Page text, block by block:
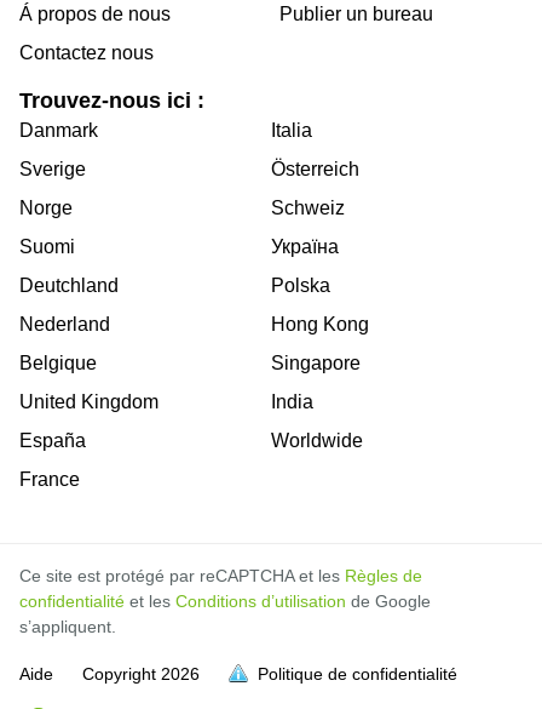
soit pleine.
soit pleine.
soit pleine.
soit pleine.
soit pleine.
soit pleine.
soit pleine.
soit pleine.
soit pleine.
soit pleine.
soit pleine.
soit pleine.
soit pleine.
Á propos de nous
Contactez nous
Publier un bureau
Trouvez-nous ici :
Danmark
Sverige
Norge
Suomi
Deutchland
Nederland
Belgique
United Kingdom
España
France
Italia
Österreich
Schweiz
Україна
Polska
Hong Kong
Singapore
India
Worldwide
Ce site est protégé par reCAPTCHA et les Règles de
confidentialité et les Conditions d’utilisation de Google
s’appliquent.
Aide Copyright 2026 Politique de confidentialité